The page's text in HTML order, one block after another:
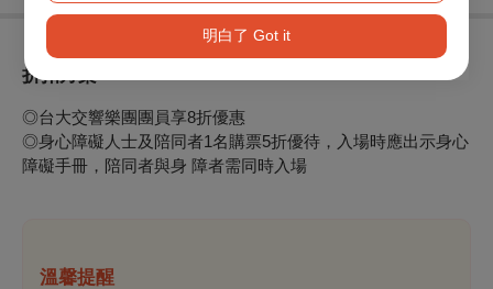
明白了 Got it
折扣方案
◎台大交響樂團團員享8折優惠
◎身心障礙人士及陪同者1名購票5折優待，入場時應出示身心
障礙手冊，陪同者與身 障者需同時入場
溫馨提醒